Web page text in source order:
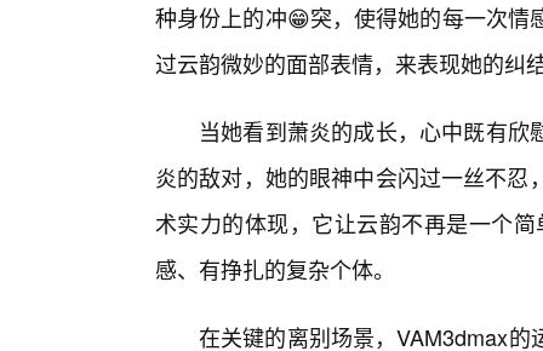
种身份上的冲😁突，使得她的每一次情
过云韵微妙的面部表情，来表现她的纠
当她看到萧炎的成长，心中既有
炎的敌对，她的眼神中会闪过一丝不
术实力的体现，它让云韵不再是一个简
感、有挣扎的复杂个体。
在关键的离别场景，VAM3dmax